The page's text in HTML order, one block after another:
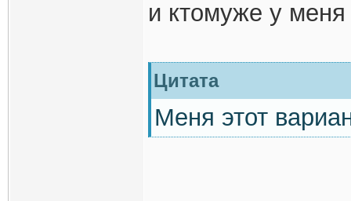
и ктомуже у
Цитата
Меня этот